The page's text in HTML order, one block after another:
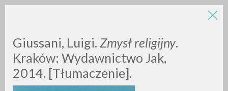
Giussani, Luigi. Zmysł religijny.
Kraków: Wydawnictwo Jak,
2014. [Tłumaczenie].LUIGI